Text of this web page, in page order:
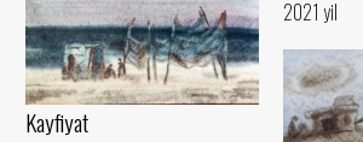
2021 yil
Kayfiyat